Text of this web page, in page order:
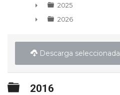
►
►
2025
2026
Descarga seleccionada
Carpeta
2016